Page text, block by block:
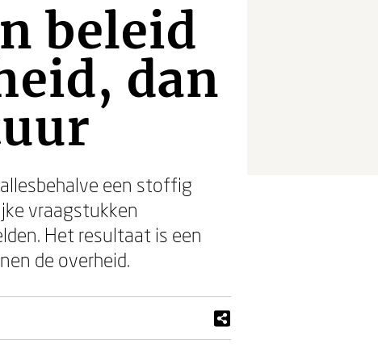
beleid
dan
allesbehalve een stoffig
vraagstukken
Het resultaat is een
de overheid.